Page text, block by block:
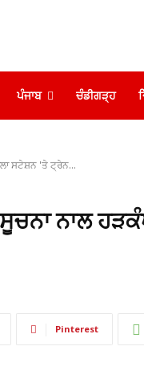
ਪੰਜਾਬ ਚੰਡੀਗੜ੍ਹ
ਸਟੇਸ਼ਨ 'ਤੇ ਟ੍ਰੇਨ...
ਨਾਲ
Pinterest